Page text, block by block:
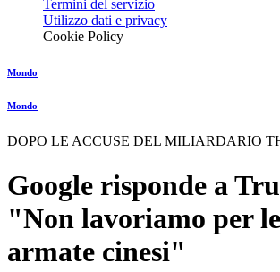
Termini del servizio
Utilizzo dati e privacy
Cookie Policy
Mondo
Mondo
DOPO LE ACCUSE DEL MILIARDARIO
Google risponde a
"Non lavoriamo per
armate cinesi"